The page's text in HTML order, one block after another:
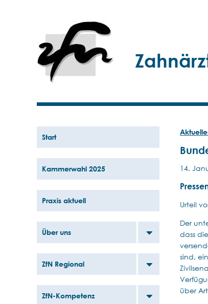
Start
Kammerwahl 2025
Praxis aktuell
Über uns
ZfN Regional
ZfN-Kompetenz
14.
Urteil
Der
dass
sind,
über